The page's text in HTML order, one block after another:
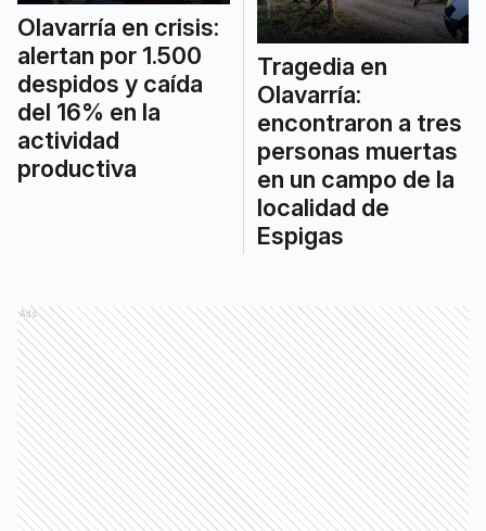
Olavarría en crisis:
alertan por 1.500
despidos y caída
del 16% en la
actividad
productiva
Tragedia en
Olavarría:
encontraron a tres
personas muertas
en un campo de la
localidad de
Espigas
Ads